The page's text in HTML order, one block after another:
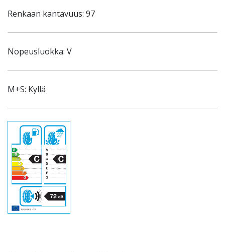
Renkaan kantavuus: 97
Nopeusluokka: V
M+S: Kyllä